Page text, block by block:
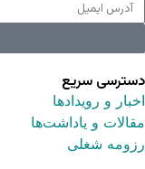
دسترسی سریع
اخبار و رویدادها
مقالات و یاداشت‌ها
رزومه شغلی